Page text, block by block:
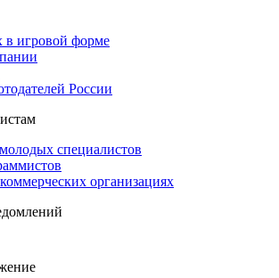
в игровой форме
России
специалистов
организациях